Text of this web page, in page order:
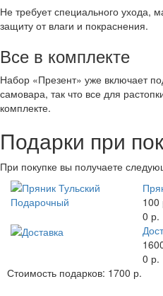
Не требует специального ухода,
защиту от влаги и покраснения.
Все в комплекте
Набор «Презент» уже включает
самовара, так что все для
комплекте.
Подарки при
При покупке вы получаете
100
0 р.
0 р.
Стоимость подарков: 1700 р.